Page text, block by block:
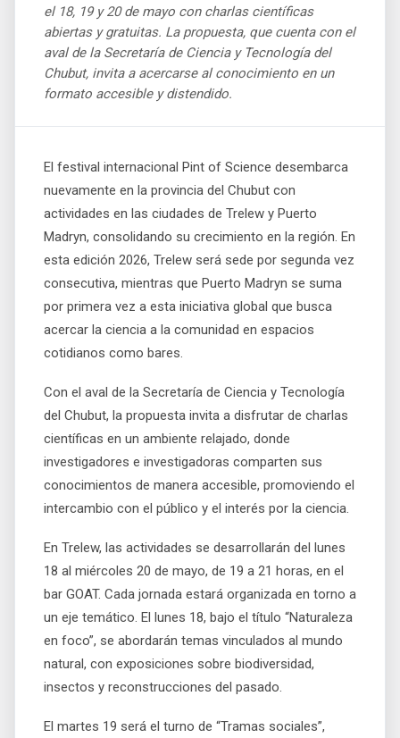
el 18, 19 y 20 de mayo con charlas científicas
abiertas y gratuitas. La propuesta, que cuenta con el
aval de la Secretaría de Ciencia y Tecnología del
Chubut, invita a acercarse al conocimiento en un
formato accesible y distendido.
El festival internacional Pint of Science desembarca
nuevamente en la provincia del Chubut con
actividades en las ciudades de Trelew y Puerto
Madryn, consolidando su crecimiento en la región. En
esta edición 2026, Trelew será sede por segunda vez
consecutiva, mientras que Puerto Madryn se suma
por primera vez a esta iniciativa global que busca
acercar la ciencia a la comunidad en espacios
cotidianos como bares.
Con el aval de la Secretaría de Ciencia y Tecnología
del Chubut, la propuesta invita a disfrutar de charlas
científicas en un ambiente relajado, donde
investigadores e investigadoras comparten sus
conocimientos de manera accesible, promoviendo el
intercambio con el público y el interés por la ciencia.
En Trelew, las actividades se desarrollarán del lunes
18 al miércoles 20 de mayo, de 19 a 21 horas, en el
bar GOAT. Cada jornada estará organizada en torno a
un eje temático. El lunes 18, bajo el título “Naturaleza
en foco”, se abordarán temas vinculados al mundo
natural, con exposiciones sobre biodiversidad,
insectos y reconstrucciones del pasado.
El martes 19 será el turno de “Tramas sociales”,